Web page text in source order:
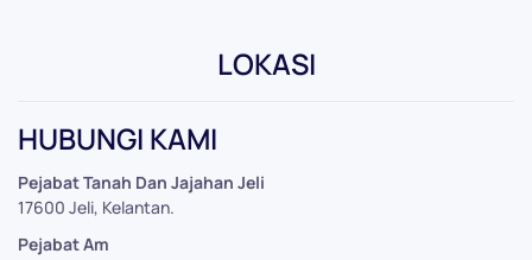
LOKASI
−
HUBUNGI KAMI
Pejabat Tanah Dan Jajahan Jeli
17600 Jeli, Kelantan.
Pejabat Am